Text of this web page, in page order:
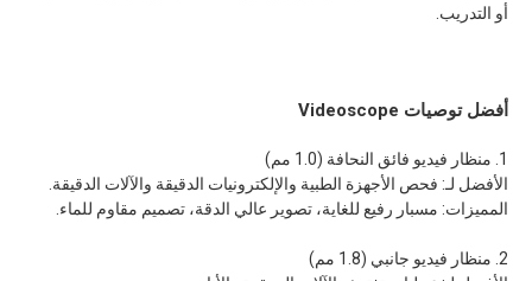
أو التدريب.
أفضل توصيات Videoscope
1. منظار فيديو فائق النحافة (1.0 مم)
الأفضل لـ: فحص الأجهزة الطبية والإلكترونيات الدقيقة والآلات الدقيقة.
المميزات: مسبار رفيع للغاية، تصوير عالي الدقة، تصميم مقاوم للماء.
2. منظار فيديو جانبي (1.8 مم)